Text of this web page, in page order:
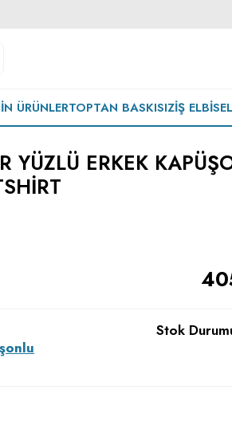
ÜRÜNLERTOPTAN BASKISIZİŞ
YÜZLÜ ERKEK
Stok